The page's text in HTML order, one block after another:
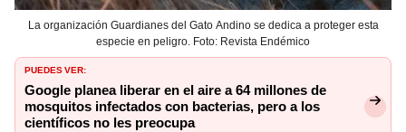
La organización Guardianes del Gato Andino se dedica a proteger esta
especie en peligro. Foto: Revista Endémico
PUEDES VER:
Google planea liberar en el aire a 64 millones de
mosquitos infectados con bacterias, pero a los
científicos no les preocupa